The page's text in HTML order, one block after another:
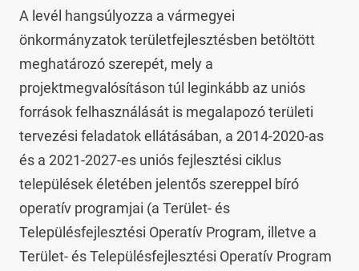
A levél hangsúlyozza a vármegyei
önkormányzatok területfejlesztésben betöltött
meghatározó szerepét, mely a
projektmegvalósításon túl leginkább az uniós
források felhasználását is megalapozó területi
tervezési feladatok ellátásában, a 2014-2020-as
és a 2021-2027-es uniós fejlesztési ciklus
települések életében jelentős szereppel bíró
operatív programjai (a Terület- és
Településfejlesztési Operatív Program, illetve a
Terület- és Településfejlesztési Operatív Program